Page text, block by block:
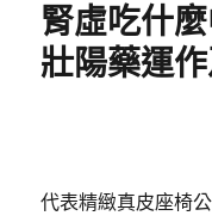
腎虛吃什
壯陽藥運
代表精緻真皮座椅